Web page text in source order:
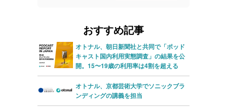
ヤ
ー
ー
おすすめ記事
オトナル、朝日新聞社と共同で「ポッド
キャスト国内利用実態調査」の結果を公
開。15〜19歳の利用率は4割を超える
オトナル、京都芸術大学でソニックブラ
ンディングの講義を担当